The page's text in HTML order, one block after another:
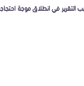
في انطلاق موجة